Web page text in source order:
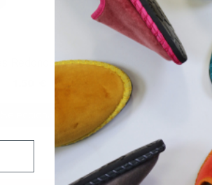
Redondos Finos Encerados
IVA Incl.
Seleccionar Opciones